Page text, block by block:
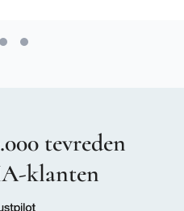
tevreden
klanten